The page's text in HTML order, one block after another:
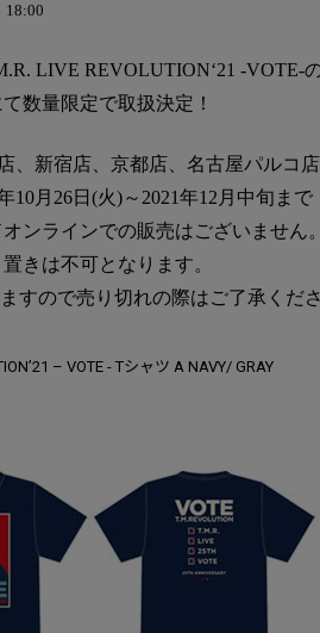
18:00
LIVE REVOLUTION‘21 -VOTE-
数量限定で取扱決定！
、新宿店、京都店、名古屋パルコ
10月26日(火)～2021年12月中旬まで
ンラインでの販売はございません
きは不可となります。
すので売り切れの際はご了承くだ
– VOTE - Tシャツ A NAVY/ GRAY